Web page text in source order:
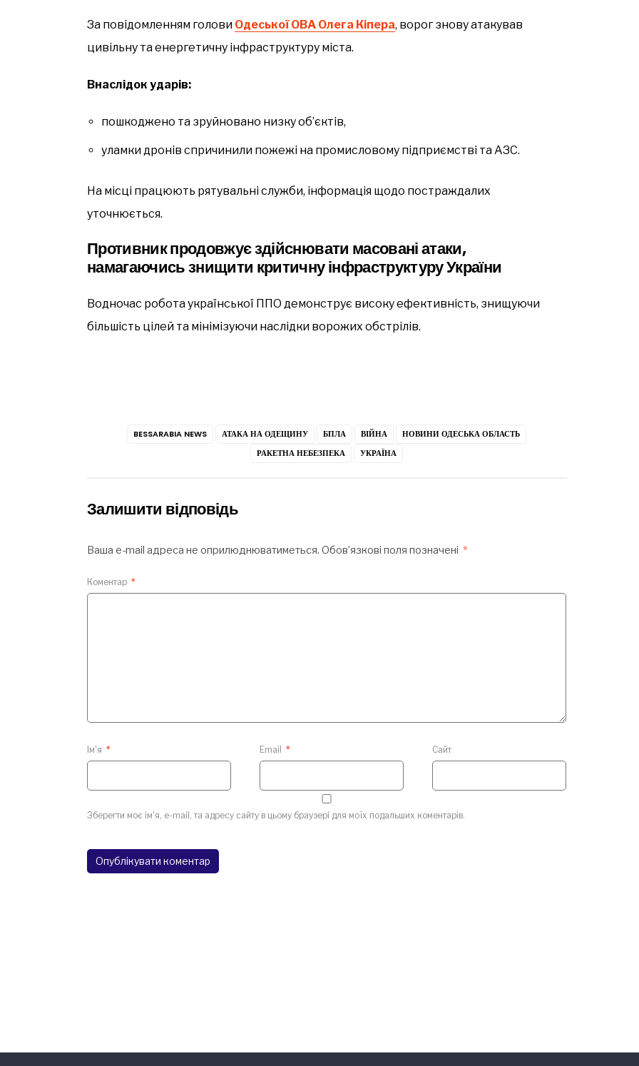
За повідомленням голови Одеської ОВА Олега Кіпера, ворог знову атакував
цивільну та енергетичну інфраструктуру міста.
Внаслідок ударів:
пошкоджено та зруйновано низку об’єктів,
уламки дронів спричинили пожежі на промисловому підприємстві та АЗС.
На місці працюють рятувальні служби, інформація щодо постраждалих
уточнюється.
Противник продовжує здійснювати масовані атаки,
намагаючись знищити критичну інфраструктуру України
Водночас робота української ППО демонструє високу ефективність, знищуючи
більшість цілей та мінімізуючи наслідки ворожих обстрілів.
BESSARABIA NEWS АТАКА НА ОДЕЩИНУ БПЛА ВІЙНА
НОВИНИ ОДЕСЬКА ОБЛАСТЬ
РАКЕТНА НЕБЕЗПЕКА
УКРАЇНА
Залишити відповідь
Ваша e-mail адреса не оприлюднюватиметься. Обов’язкові поля позначені *
Коментар *
Ім'я * Email * Сайт
Зберегти моє ім'я, e-mail, та адресу сайту в цьому браузері для моїх подальших коментарів.